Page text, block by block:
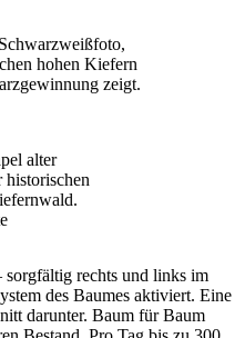
rechts und links im
des Baumes aktiviert. Eine
darunter. Baum für Baum